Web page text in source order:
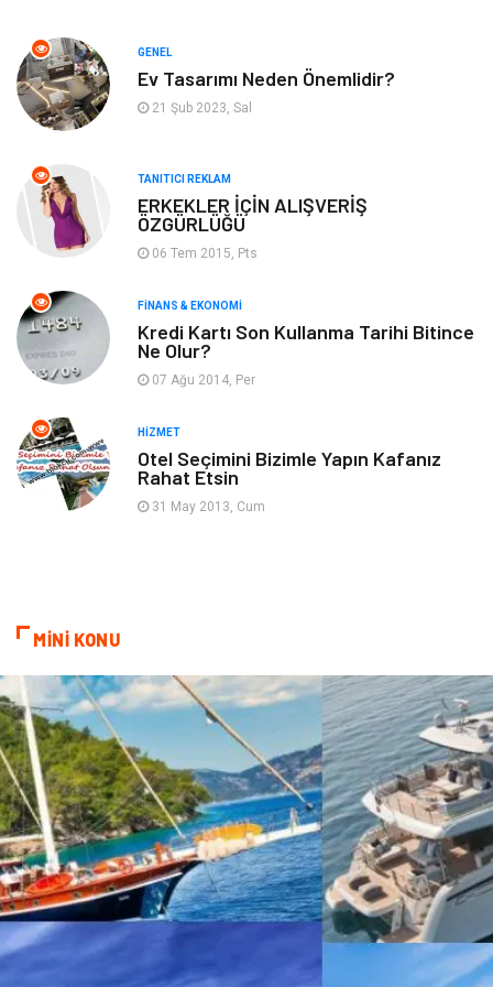
Gayrimenkul
Anne & Çocuk Müzik
Tatil Genel Kültür
Emlak
Ev İşleri
Gençlik & Eğlence
Sigorta
Mobilya
GENEL
Ev Tasarımı Neden Önemlidir?
21 Şub 2023, Sal
TANITICI REKLAM
ERKEKLER İÇİN ALIŞVERİŞ
ÖZGÜRLÜĞÜ
06 Tem 2015, Pts
FINANS & EKONOMI
Kredi Kartı Son Kullanma Tarihi Bitince
Ne Olur?
07 Ağu 2014, Per
HIZMET
Otel Seçimini Bizimle Yapın Kafanız
Rahat Etsin
31 May 2013, Cum
MİNİ KONU